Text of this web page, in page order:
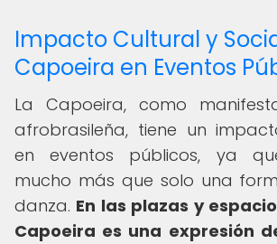
Impacto Cultural y
Capoeira en Eventos
La Capoeira, como
afrobrasileña, tiene un
en eventos públicos, ya
mucho más que solo una
danza. En las plazas y
Capoeira es una expresión